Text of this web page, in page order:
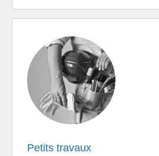
Petits travaux